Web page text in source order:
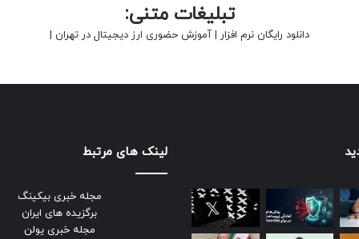
تبلیغات متنی:
دانلود رایگان نرم افزار آموزش حضوری ارز دیجیتال در تهران
لینک های مرتبط
مجله خبری بیکینگ
برگزیده های ایران
مجله خبری یولن